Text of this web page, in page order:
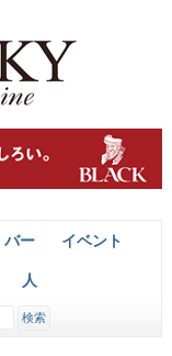
バー イベント
人